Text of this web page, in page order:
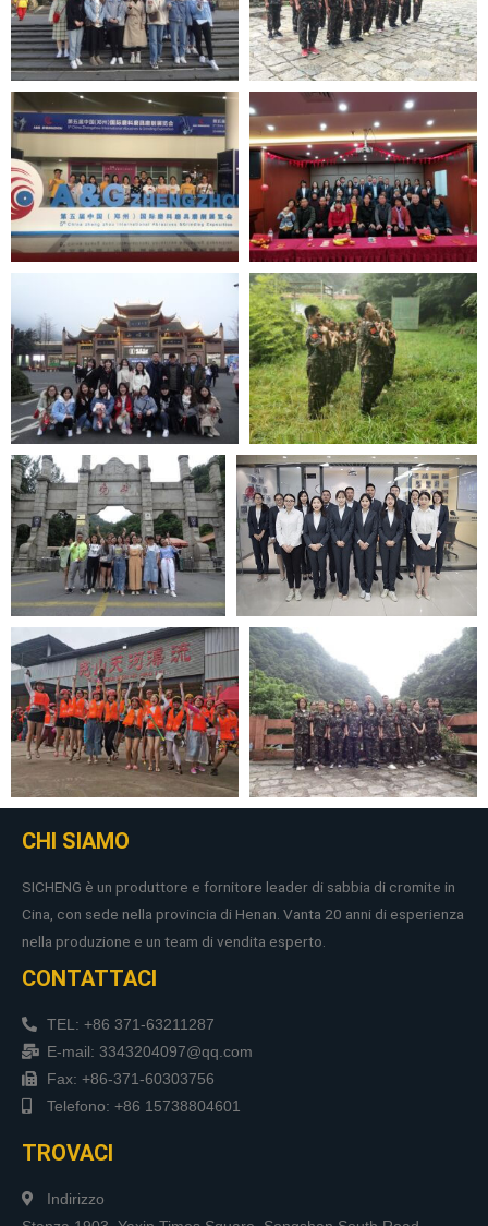
CHI SIAMO
SICHENG è un produttore e fornitore leader di sabbia di cromite in
Cina, con sede nella provincia di Henan. Vanta 20 anni di esperienza
nella produzione e un team di vendita esperto.
CONTATTACI
TEL: +86 371-63211287
E-mail: 3343204097@qq.com
Fax: +86-371-60303756
Telefono: +86 15738804601
TROVACI
Indirizzo